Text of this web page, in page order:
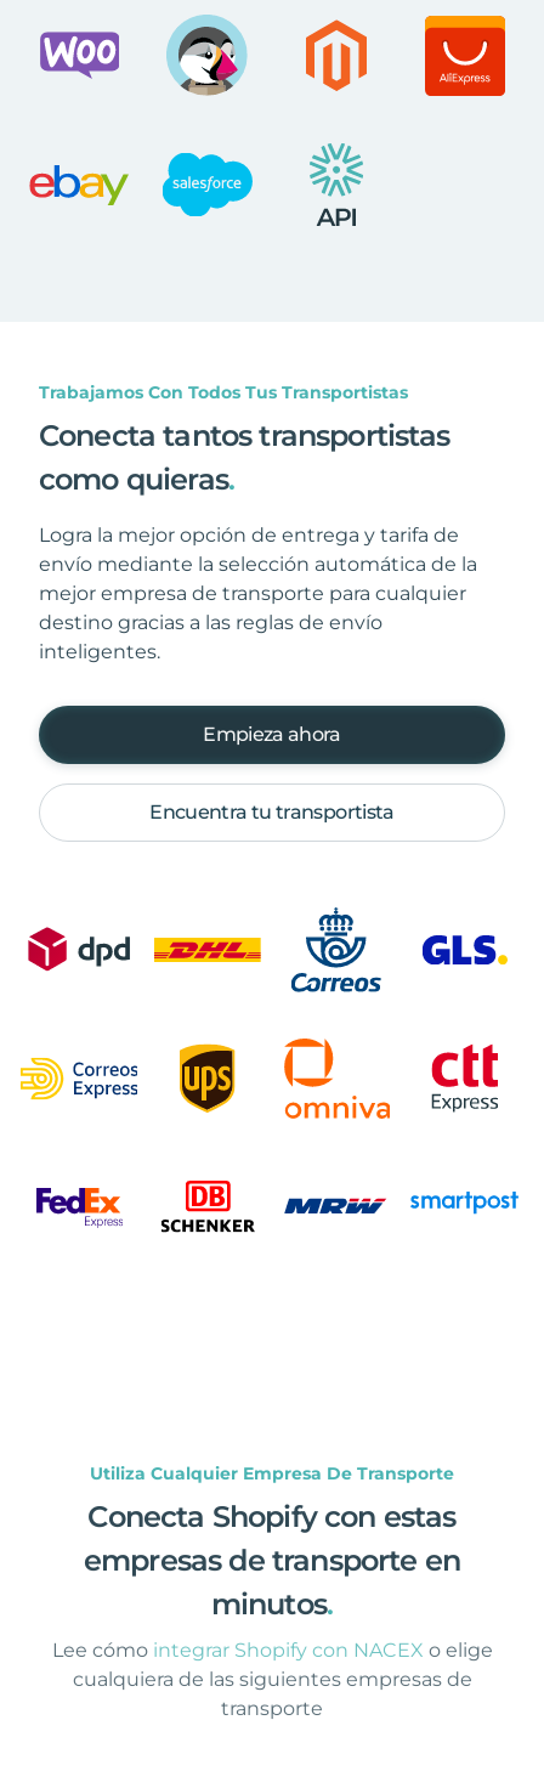
Trabajamos Con Todos Tus Transportistas
Conecta tantos transportistas
como quieras.
Logra la mejor opción de entrega y tarifa de
envío mediante la selección automática de la
mejor empresa de transporte para cualquier
destino gracias a las reglas de envío
inteligentes.
Empieza ahora
Encuentra tu transportista
Utiliza Cualquier Empresa De Transporte
Conecta Shopify con estas
empresas de transporte en
minutos.
Lee cómo integrar Shopify con NACEX o elige
cualquiera de las siguientes empresas de
transporte